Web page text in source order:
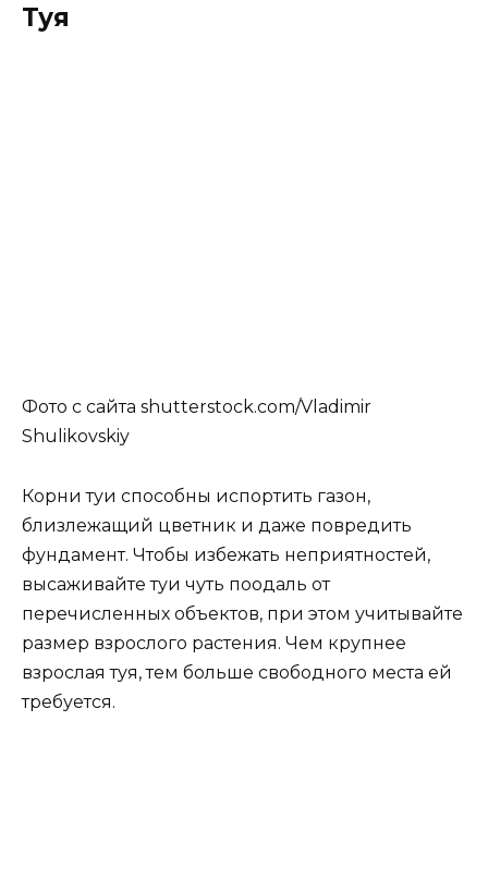
Туя
Фото с сайта shutterstock.com/Vladimir
Shulikovskiy
Корни туи способны испортить газон,
близлежащий цветник и даже повредить
фундамент. Чтобы избежать неприятностей,
высаживайте туи чуть поодаль от
перечисленных объектов, при этом учитывайте
размер взрослого растения. Чем крупнее
взрослая туя, тем больше свободного места ей
требуется.